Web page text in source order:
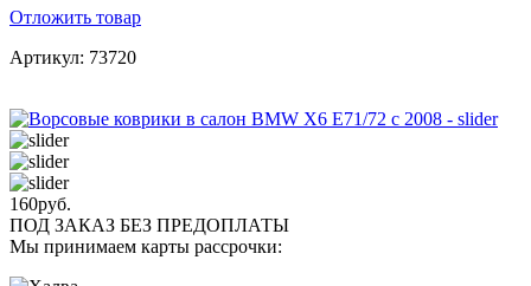
Отложить товар
Артикул: 73720
160руб.
ПОД ЗАКАЗ БЕЗ ПРЕДОПЛАТЫ
Мы принимаем карты рассрочки: